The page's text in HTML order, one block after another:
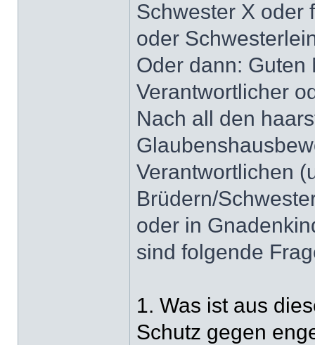
Schwester X oder
oder
Oder dann: Guten
Verantwortlicher
Nach all den
Verantwortlichen
Brüdern/
oder in
sind folgende
1. Was ist aus
Schutz gegen